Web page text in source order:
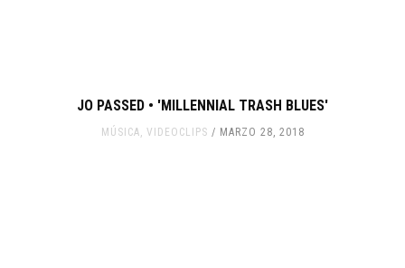
JO PASSED • 'MILLENNIAL TRASH BLUES'
MÚSICA, VIDEOCLIPS MARZO 28, 2018